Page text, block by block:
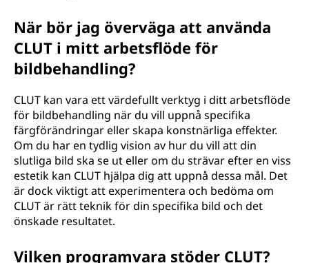
När bör jag överväga att använda
CLUT i mitt arbetsflöde för
bildbehandling?
CLUT kan vara ett värdefullt verktyg i ditt arbetsflöde
för bildbehandling när du vill uppnå specifika
färgförändringar eller skapa konstnärliga effekter.
Om du har en tydlig vision av hur du vill att din
slutliga bild ska se ut eller om du strävar efter en viss
estetik kan CLUT hjälpa dig att uppnå dessa mål. Det
är dock viktigt att experimentera och bedöma om
CLUT är rätt teknik för din specifika bild och det
önskade resultatet.
Vilken programvara stöder CLUT?